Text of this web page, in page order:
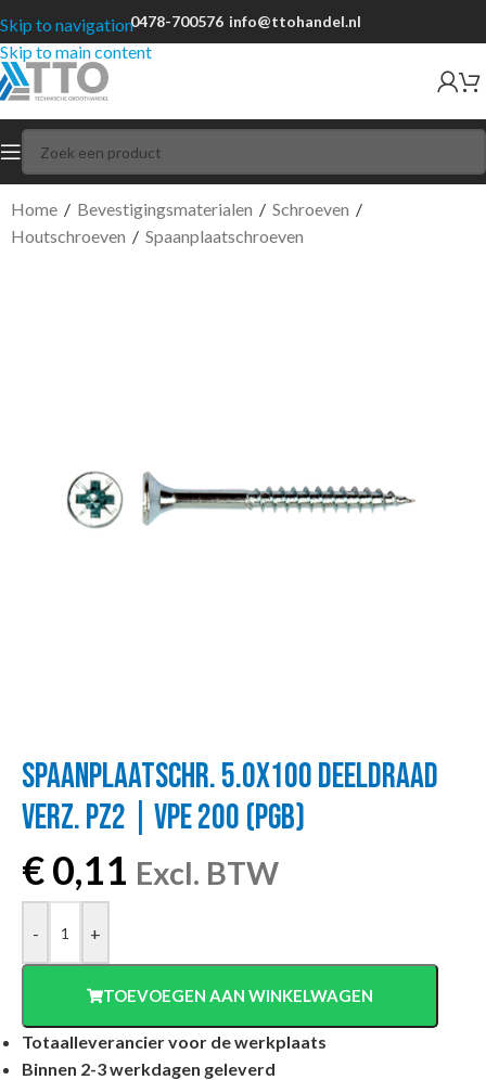
Skip to navigation
Skip to main content
0478-700576 info@ttohandel.nl
Home / Bevestigingsmaterialen / Schroeven /
Houtschroeven / Spaanplaatschroeven
SPAANPLAATSCHR. 5.0X100 DEELDRAAD
VERZ. PZ2 | VPE 200 (PGB)
€0,11 Excl. BTW
- +
TOEVOEGEN AAN WINKELWAGEN
Totaalleverancier voor de werkplaats
Binnen 2-3 werkdagen geleverd